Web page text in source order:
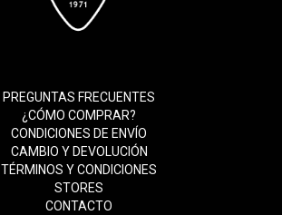
PREGUNTAS FRECUENTES
¿CÓMO COMPRAR?
CONDICIONES DE ENVÍO
CAMBIO Y DEVOLUCIÓN
TÉRMINOS Y CONDICIONES
STORES
CONTACTO